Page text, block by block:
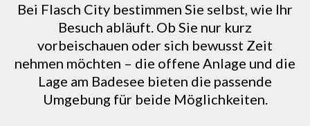
Bei Flasch City bestimmen Sie selbst, wie Ihr
Besuch abläuft. Ob Sie nur kurz
vorbeischauen oder sich bewusst Zeit
nehmen möchten – die offene Anlage und die
Lage am Badesee bieten die passende
Umgebung für beide Möglichkeiten.